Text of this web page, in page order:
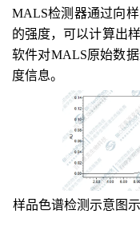
MALS检测器通过向
的强度，可以计算出
软件对MALS原始数
度信息。
样品色谱检测示意图